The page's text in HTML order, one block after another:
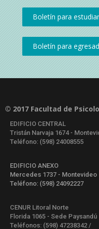
© 2017 Facultad de
EDIFICIO CENTRAL
Tristán Narvaja 1674 -
Teléfono: (598) 24008555
EDIFICIO ANEXO
Mercedes 1737 - Montevideo
Teléfono: (598) 24092227
CENUR Litoral Norte
Florida 1065 - Sede Paysandú
Teléfonos: (598) 47238342 /